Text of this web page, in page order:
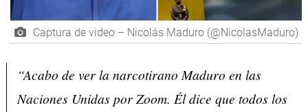
Captura de video – Nicolás Maduro (@NicolasMaduro)
“Acabo de ver la narcotirano Maduro en las
Naciones Unidas por Zoom. Él dice que todos los